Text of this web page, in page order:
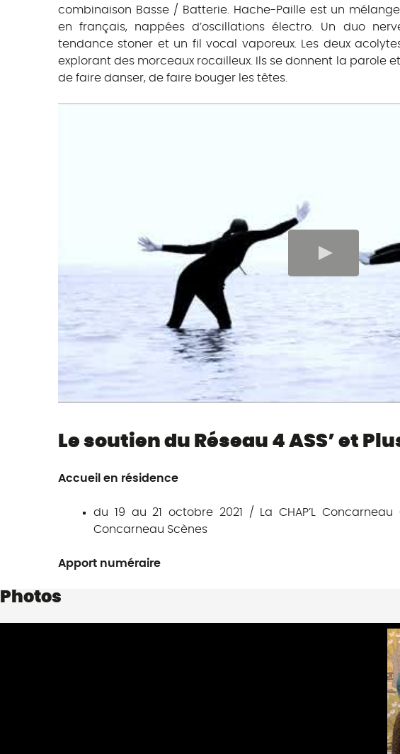
combinaison Basse / Batterie. Hache-Paille est un
en français, nappées d’oscillations électro. Un duo
tendance stoner et un fil vocal vaporeux. Les deux
explorant des morceaux rocailleux. Ils se donnent la parole
de faire danser, de faire bouger les têtes.
Le soutien du Réseau 4 ASS’ et
Accueil en résidence
du 19 au 21 octobre 2021 / La CHAP’L
Concarneau Scènes
Apport numéraire
Photos